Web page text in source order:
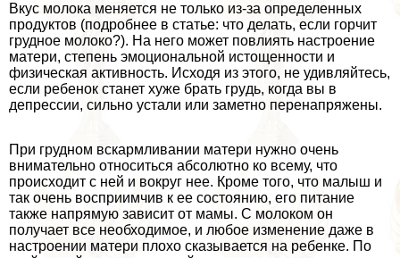
Вкус молока меняется не только из-за определенных
продуктов (подробнее в статье: что делать, если горчит
грудное молоко?). На него может повлиять настроение
матери, степень эмоциональной истощенности и
физическая активность. Исходя из этого, не удивляйтесь,
если ребенок станет хуже брать гpyдь, когда вы в
депрессии, сильно устали или заметно перенапряжены.
При грудном вскармливании матери нужно очень
внимательно относиться абсолютно ко всему, что
происходит с ней и вокруг нее. Кроме того, что малыш и
так очень восприимчив к ее состоянию, его питание
также напрямую зависит от мамы. С молоком он
получает все необходимое, и любое изменение даже в
настроении матери плохо сказывается на ребенке. По